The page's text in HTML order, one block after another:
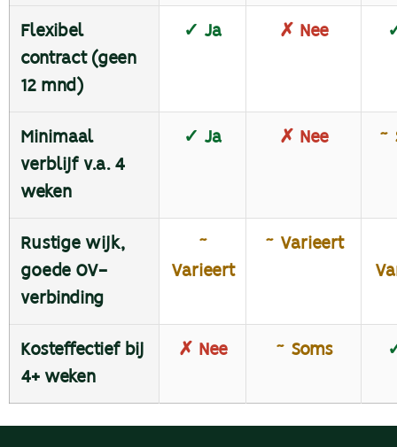
Flexibel
contract (geen
12 mnd)
✓ Ja ✗ Nee
Minimaal
verblijf v.a. 4
weken
✓ Ja ✗ Nee ~
Rustige wijk,
goede OV-
verbinding
~
Varieert
~ Varieert
Kosteffectief bij
4+ weken
✗ Nee ~ Soms